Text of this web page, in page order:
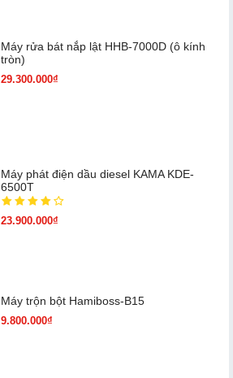
Máy rửa bát nắp lật HHB-7000D (ô kính
tròn)
29.300.000₫
Máy phát điện dầu diesel KAMA KDE-
6500T
23.900.000₫
Máy trộn bột Hamiboss-B15
9.800.000₫